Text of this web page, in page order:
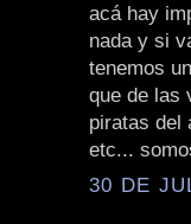
acá hay
nada y si
tenemos
que de las
piratas del
etc...
30 DE